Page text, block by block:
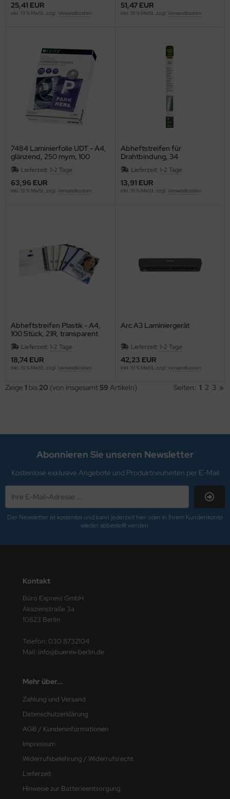
25,41 EUR
inkl. 19 % MwSt. zzgl. Versandkosten
51,47 EUR
inkl. 19 % MwSt. zzgl. Versandkosten
7484 Laminierfolie UDT - A4,
glänzend, 250 mym, 100
Stück
Lieferzeit: 1-2 Tage
63,96 EUR
inkl. 19 % MwSt. zzgl. Versandkosten
Abheftstreifen für
Drahtbindung, 34
Stanzlöcher, transparent, 100
St./Packung
Lieferzeit: 1-2 Tage
13,91 EUR
inkl. 19 % MwSt. zzgl. Versandkosten
Abheftstreifen Plastik - A4,
100 Stück, 21R, transparent
Lieferzeit: 1-2 Tage
18,74 EUR
inkl. 19 % MwSt. zzgl. Versandkosten
Arc A3 Laminiergerät
Lieferzeit: 1-2 Tage
42,23 EUR
inkl. 19 % MwSt. zzgl. Versandkosten
Zeige 1 bis 20 (von insgesamt 59 Artikeln) Seiten: 1 2 3 »
Abonnieren Sie unseren Newsletter
Kostenlose exklusive Angebote und Produktneuheiten per E-Mail
Der Newsletter ist kostenlos und kann jederzeit hier oder in Ihrem Kundenkonto
wieder abbestellt werden.
Kontakt
Büro Express GmbH
Akazienstraße 3a
10823 Berlin
Telefon: 030 8732104
Mail: info@buerex-berlin.de
Mehr über...
Zahlung und Versand
Datenschutzerklärung
AGB / Kundeninformationen
Impressum
Widerrufsbelehrung / Widerrufsrecht
Lieferzeit
Hinweise zur Batterieentsorgung
ABSORB
Faber
DÜRER